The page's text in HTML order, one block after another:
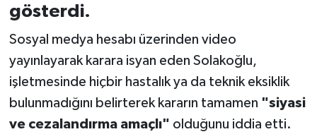
gösterdi.
Sosyal medya hesabı üzerinden video
yayınlayarak karara isyan eden Solakoğlu,
işletmesinde hiçbir hastalık ya da teknik eksiklik
bulunmadığını belirterek kararın tamamen "siyasi
ve cezalandırma amaçlı" olduğunu iddia etti.
KÜLTÜR-SANAT
MAGAZİN
Manyas